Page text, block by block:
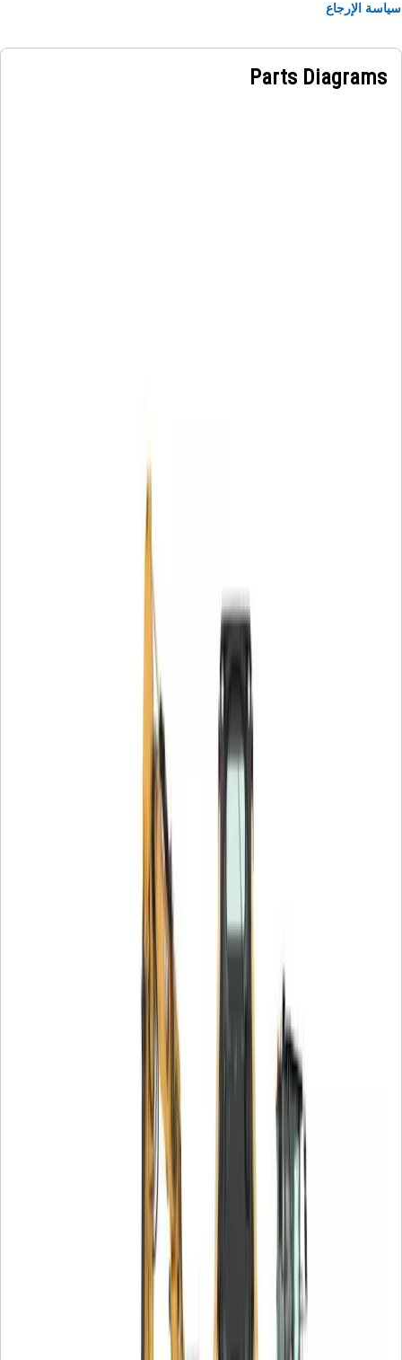
الإرجاع
Parts Diagrams